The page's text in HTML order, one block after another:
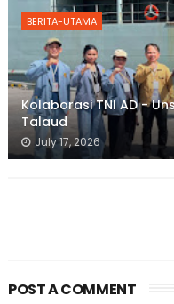
BERITA-UTAMA
Kolaborasi TNI AD -
Talaud
July 17, 2026
POST A COMMENT